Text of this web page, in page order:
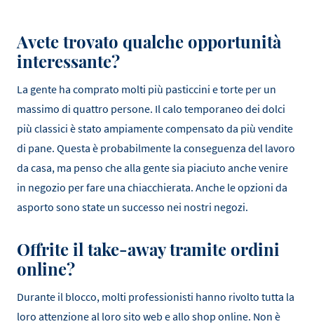
Avete trovato qualche opportunità
interessante?
La gente ha comprato molti più pasticcini e torte per un
massimo di quattro persone. Il calo temporaneo dei dolci
più classici è stato ampiamente compensato da più vendite
di pane. Questa è probabilmente la conseguenza del lavoro
da casa, ma penso che alla gente sia piaciuto anche venire
in negozio per fare una chiacchierata. Anche le opzioni da
asporto sono state un successo nei nostri negozi.
Offrite il take-away tramite ordini
online?
Durante il blocco, molti professionisti hanno rivolto tutta la
loro attenzione al loro sito web e allo shop online. Non è